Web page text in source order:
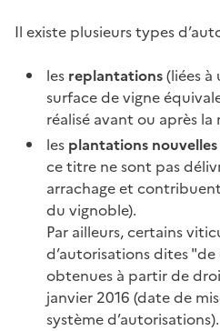
Il existe plusieurs types
les replantations(liées à
surface de vigne
réalisé avant ou après
les plantations nouvelles
ce titre ne sont pas
arrachage et
du vignoble).
Par ailleurs, certains
d’autorisations dites
obtenues à partir de
janvier 2016 (date de
système d’autorisations).